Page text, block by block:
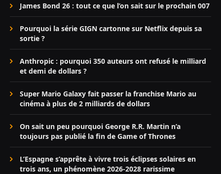
James Bond 26 : tout ce que l’on sait sur le prochain 007
Pourquoi la série GIGN cartonne sur Netflix depuis sa
sortie ?
Anthropic : pourquoi 350 auteurs ont refusé le milliard
et demi de dollars ?
Super Mario Galaxy fait passer la franchise Mario au
cinéma à plus de 2 milliards de dollars
On sait un peu pourquoi George R.R. Martin n’a
toujours pas publié la fin de Game of Thrones
L’Espagne s’apprête à vivre trois éclipses solaires en
trois ans, un phénomène 2026-2028 rarissime